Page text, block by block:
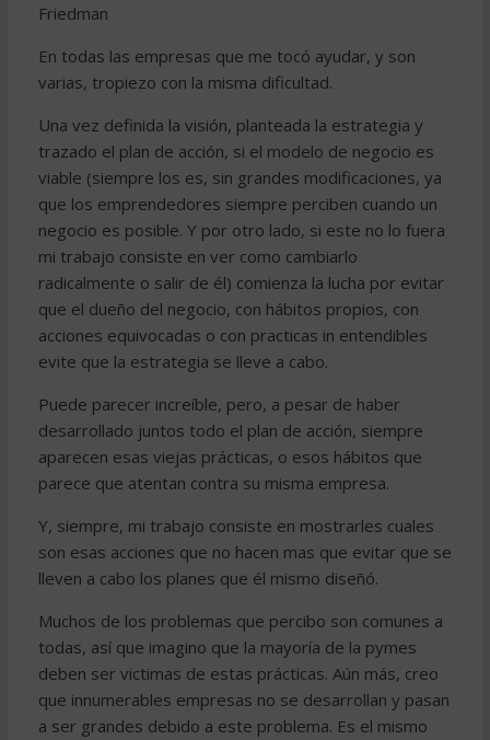
Friedman
En todas las empresas que me tocó ayudar, y son
varias, tropiezo con la misma dificultad.
Una vez definida la visión, planteada la estrategia y
trazado el plan de acción, si el modelo de negocio es
viable (siempre los es, sin grandes modificaciones, ya
que los emprendedores siempre perciben cuando un
negocio es posible. Y por otro lado, si este no lo fuera
mi trabajo consiste en ver como cambiarlo
radicalmente o salir de él) comienza la lucha por evitar
que el dueño del negocio, con hábitos propios, con
acciones equivocadas o con practicas in entendibles
evite que la estrategia se lleve a cabo.
Puede parecer increíble, pero, a pesar de haber
desarrollado juntos todo el plan de acción, siempre
aparecen esas viejas prácticas, o esos hábitos que
parece que atentan contra su misma empresa.
Y, siempre, mi trabajo consiste en mostrarles cuales
son esas acciones que no hacen mas que evitar que se
lleven a cabo los planes que él mismo diseñó.
Muchos de los problemas que percibo son comunes a
todas, así que imagino que la mayoría de la pymes
deben ser victimas de estas prácticas. Aún más, creo
que innumerables empresas no se desarrollan y pasan
a ser grandes debido a este problema. Es el mismo